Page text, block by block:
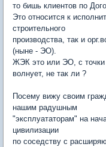
то бишь клиентов по
Это относится к
строительного
производства, так и
(ныне - ЭО).
ЖЭК это или ЭО, с точки
волнует, не так ли ?
Посему вижу своим
нашим радушным
"эксплуататорам" на
цивилизации
по соседству с